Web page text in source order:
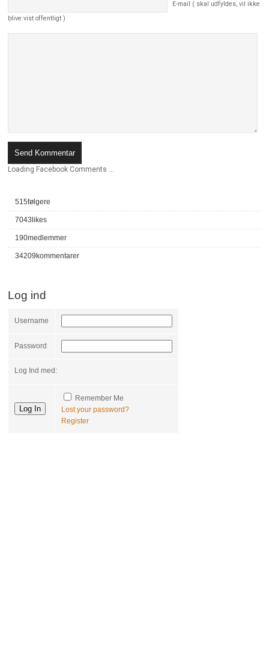
E-mail ( skal udfyldes, vil ikke
blive vist offentligt )
Loading Facebook Comments ...
515følgere
7043 likes
190medlemmer
34209 kommentarer
Log ind
Username
Password
Log Ind med:
Remember Me
Lost your password?
Register